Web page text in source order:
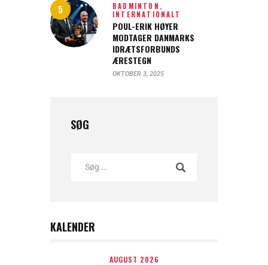
BADMINTON,
INTERNATIONALT
POUL-ERIK HØYER
MODTAGER DANMARKS
IDRÆTSFORBUNDS
ÆRESTEGN
OKTOBER 3, 2025
SØG
KALENDER
AUGUST 2026